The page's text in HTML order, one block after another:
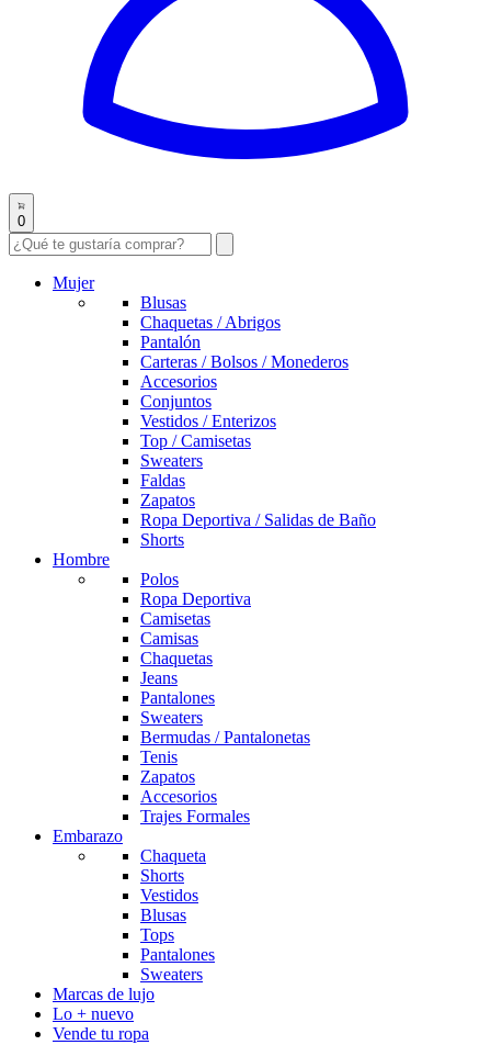
0
Mujer
Blusas
Chaquetas / Abrigos
Pantalón
Carteras / Bolsos / Monederos
Accesorios
Conjuntos
Vestidos / Enterizos
Top / Camisetas
Sweaters
Faldas
Zapatos
Ropa Deportiva / Salidas de Baño
Shorts
Hombre
Polos
Ropa Deportiva
Camisetas
Camisas
Chaquetas
Jeans
Pantalones
Sweaters
Bermudas / Pantalonetas
Tenis
Zapatos
Accesorios
Trajes Formales
Embarazo
Chaqueta
Shorts
Vestidos
Blusas
Tops
Pantalones
Sweaters
Marcas de lujo
Lo + nuevo
Vende tu ropa